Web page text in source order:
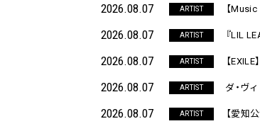
2026.08.07 ARTIST 【Music
2026.08.07 ARTIST 『LIL
2026.08.07 ARTIST 【EXILE
2026.08.07 ARTIST ダ・ヴ
2026.08.07 ARTIST 【愛知